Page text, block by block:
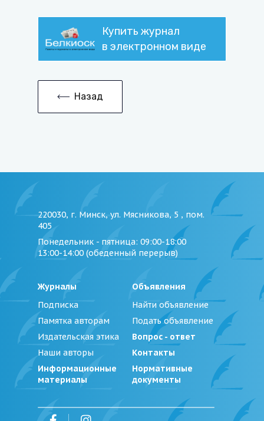
Купить журнал
в электронном виде
Назад
220030, г. Минск, ул. Мясникова, 5 , пом.
405
Понедельник - пятница: 09:00-18:00
13:00-14:00 (обеденный перерыв)
Журналы
Подписка
Памятка авторам
Издательская этика
Наши авторы
Информационные
материалы
Объявления
Найти объявление
Подать объявление
Вопрос - ответ
Контакты
Нормативные
документы